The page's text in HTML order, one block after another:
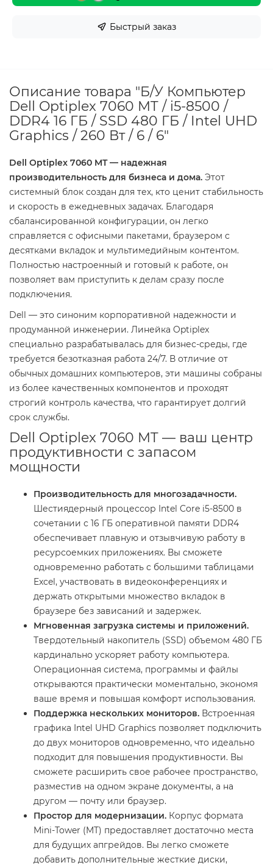
Быстрый заказ
Описание товара "Б/У Компьютер
Dell Optiplex 7060 MT / i5-8500 /
DDR4 16 ГБ / SSD 480 ГБ / Intel UHD
Graphics / 260 Вт / 6 / 6"
Dell Optiplex 7060 MT — надежная
производительность для бизнеса и дома. Этот
системный блок создан для тех, кто ценит стабильность
и скорость в ежедневных задачах. Благодаря
сбалансированной конфигурации, он легко
справляется с офисными пакетами, браузером с
десятками вкладок и мультимедийным контентом.
Полностью настроенный и готовый к работе, он
позволяет вам приступить к делам сразу после
подключения.
Dell — это синоним корпоративной надежности и
продуманной инженерии. Линейка Optiplex
специально разрабатывалась для бизнес-среды, где
требуется безотказная работа 24/7. В отличие от
обычных домашних компьютеров, эти машины собраны
из более качественных компонентов и проходят
строгий контроль качества, что гарантирует долгий
срок службы.
Dell Optiplex 7060 MT — ваш центр
продуктивности с запасом
мощности
Производительность для многозадачности.
Шестиядерный процессор Intel Core i5-8500 в
сочетании с 16 ГБ оперативной памяти DDR4
обеспечивает плавную и отзывчивую работу в
ресурсоемких приложениях. Вы сможете
одновременно работать с большими таблицами
Excel, участвовать в видеоконференциях и
держать открытыми множество вкладок в
браузере без зависаний и задержек.
Мгновенная загрузка системы и приложений.
Твердотельный накопитель (SSD) объемом 480 ГБ
кардинально ускоряет работу компьютера.
Операционная система, программы и файлы
открываются практически моментально, экономя
ваше время и повышая комфорт использования.
Поддержка нескольких мониторов. Встроенная
графика Intel UHD Graphics позволяет подключить
до двух мониторов одновременно, что идеально
подходит для повышения продуктивности. Вы
сможете расширить свое рабочее пространство,
разместив на одном экране документы, а на
другом — почту или браузер.
Простор для модернизации. Корпус формата
Mini-Tower (MT) предоставляет достаточно места
для будущих апгрейдов. Вы легко сможете
добавить дополнительные жесткие диски,